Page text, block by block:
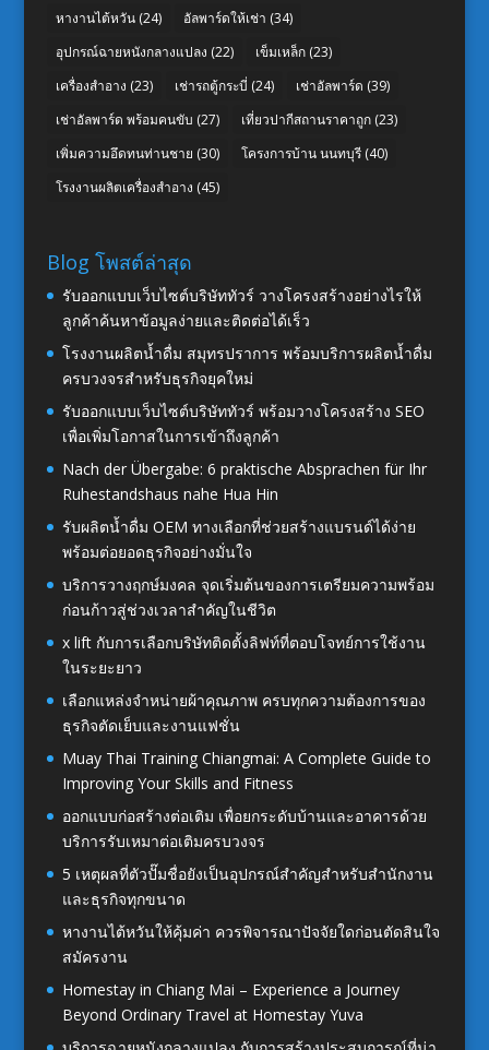
หางานไต้หวัน(24) อัลพาร์ดให้เช่า (34)
อุปกรณ์ฉายหนังกลางแปลง (22) เข็มเหล็ก(23)
เครื่องสำอาง (23) เช่ารถตู้กระบี่ (24) เช่าอัลพาร์ด (39)
เช่าอัลพาร์ด พร้อมคนขับ (27) เที่ยวปากีสถานราคาถูก(23)
เพิ่มความอึดทนท่านชาย (30) โครงการบ้าน นนทบุรี(40)
โรงงานผลิตเครื่องสำอาง (45)
Blog โพสต์ล่าสุด
รับออกแบบเว็บไซต์บริษัททัวร์ วางโครงสร้างอย่างไรให้
ลูกค้าค้นหาข้อมูลง่ายและติดต่อได้เร็ว
โรงงานผลิตน้ำดื่ม สมุทรปราการ พร้อมบริการผลิตน้ำดื่ม
ครบวงจรสำหรับธุรกิจยุคใหม่
รับออกแบบเว็บไซต์บริษัททัวร์ พร้อมวางโครงสร้าง SEO
เพื่อเพิ่มโอกาสในการเข้าถึงลูกค้า
Nach der Übergabe: 6 praktische Absprachen für Ihr
Ruhestandshaus nahe Hua Hin
รับผลิตน้ำดื่ม OEM ทางเลือกที่ช่วยสร้างแบรนด์ได้ง่าย
พร้อมต่อยอดธุรกิจอย่างมั่นใจ
บริการวางฤกษ์มงคล จุดเริ่มต้นของการเตรียมความพร้อม
ก่อนก้าวสู่ช่วงเวลาสำคัญในชีวิต
x lift กับการเลือกบริษัทติดตั้งลิฟท์ที่ตอบโจทย์การใช้งาน
ในระยะยาว
เลือกแหล่งจำหน่ายผ้าคุณภาพ ครบทุกความต้องการของ
ธุรกิจตัดเย็บและงานแฟชั่น
Muay Thai Training Chiangmai: A Complete Guide to
Improving Your Skills and Fitness
ออกแบบก่อสร้างต่อเติม เพื่อยกระดับบ้านและอาคารด้วย
บริการรับเหมาต่อเติมครบวงจร
5 เหตุผลที่ตัวปั๊มชื่อยังเป็นอุปกรณ์สำคัญสำหรับสำนักงาน
และธุรกิจทุกขนาด
หางานไต้หวันให้คุ้มค่า ควรพิจารณาปัจจัยใดก่อนตัดสินใจ
สมัครงาน
Homestay in Chiang Mai – Experience a Journey
Beyond Ordinary Travel at Homestay Yuva